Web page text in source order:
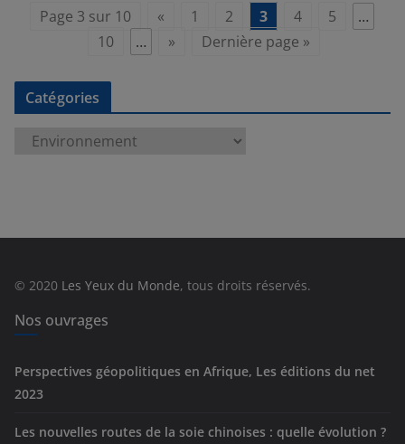
Page 3 sur 10 « 1 2 3 4 5
…
10
… » Dernière page »
Catégories
e
s
© 2020 Les Yeux du Monde, tous droits réservés.
Nos ouvrages
Perspectives géopolitiques en Afrique, Les éditions du net
2023
Les nouvelles routes de la soie chinoises : quelle évolution ?